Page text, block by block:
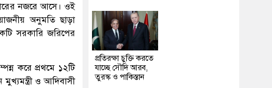
নজরে আসে। ওই
অনুমতি ছাড়া
সরকারি জরিপের
করে প্রথমে ১২টি
ও আদিবাসী
প্রতিরক্ষা চুক্তি করতে
যাচ্ছে সৌদি আরব,
তুরস্ক ও পাকিস্তান